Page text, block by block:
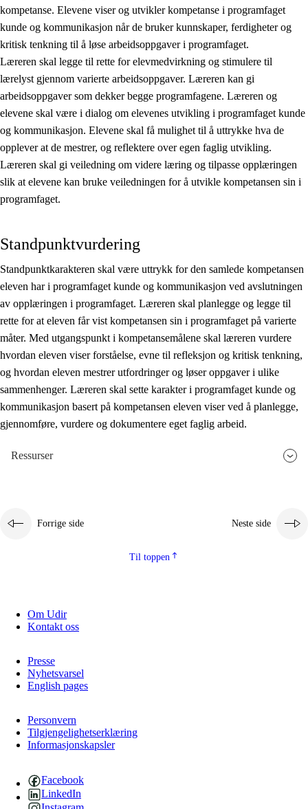
kompetanse. Elevene viser og utvikler kompetanse i programfaget
kunde og kommunikasjon når de bruker kunnskaper, ferdigheter og
kritisk tenkning til å løse arbeidsoppgaver i programfaget.
Læreren skal legge til rette for elevmedvirkning og stimulere til
lærelyst gjennom varierte arbeidsoppgaver. Læreren kan gi
arbeidsoppgaver som dekker begge programfagene. Læreren og
elevene skal være i dialog om elevenes utvikling i programfaget kunde
og kommunikasjon. Elevene skal få mulighet til å uttrykke hva de
opplever at de mestrer, og reflektere over egen faglig utvikling.
Læreren skal gi veiledning om videre læring og tilpasse opplæringen
slik at elevene kan bruke veiledningen for å utvikle kompetansen sin i
programfaget.
Standpunktvurdering
Standpunktkarakteren skal være uttrykk for den samlede kompetansen
eleven har i programfaget kunde og kommunikasjon ved avslutningen
av opplæringen i programfaget. Læreren skal planlegge og legge til
rette for at eleven får vist kompetansen sin i programfaget på varierte
måter. Med utgangspunkt i kompetansemålene skal læreren vurdere
hvordan eleven viser forståelse, evne til refleksjon og kritisk tenkning,
og hvordan eleven mestrer utfordringer og løser oppgaver i ulike
sammenhenger. Læreren skal sette karakter i programfaget kunde og
kommunikasjon basert på kompetansen eleven viser ved å planlegge,
gjennomføre, vurdere og dokumentere eget faglig arbeid.
Ressurser
Forrige side Neste side
Til toppen
Om Udir
Kontakt oss
Presse
Nyhetsvarsel
English pages
Personvern
Tilgjengelighetserklæring
Informasjonskapsler
Facebook
LinkedIn